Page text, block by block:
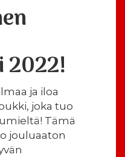
ja iloa
joka tuo
Tämä
jouluaaton